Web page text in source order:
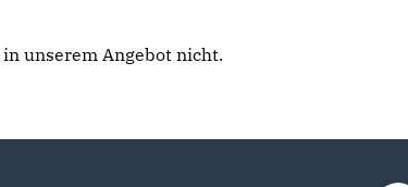
unserem Angebot nicht.